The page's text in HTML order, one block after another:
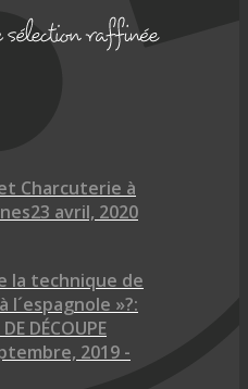
Charcuterie à
23 avril, 2020
la technique de
l´espagnole »?:
DÉCOUPE
2019 -